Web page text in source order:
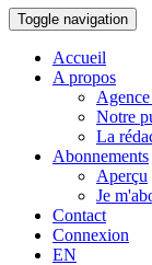
Toggle navigation
Accueil
A propos
Notre
La
Abonnements
Aperçu
Je
Contact
Connexion
EN